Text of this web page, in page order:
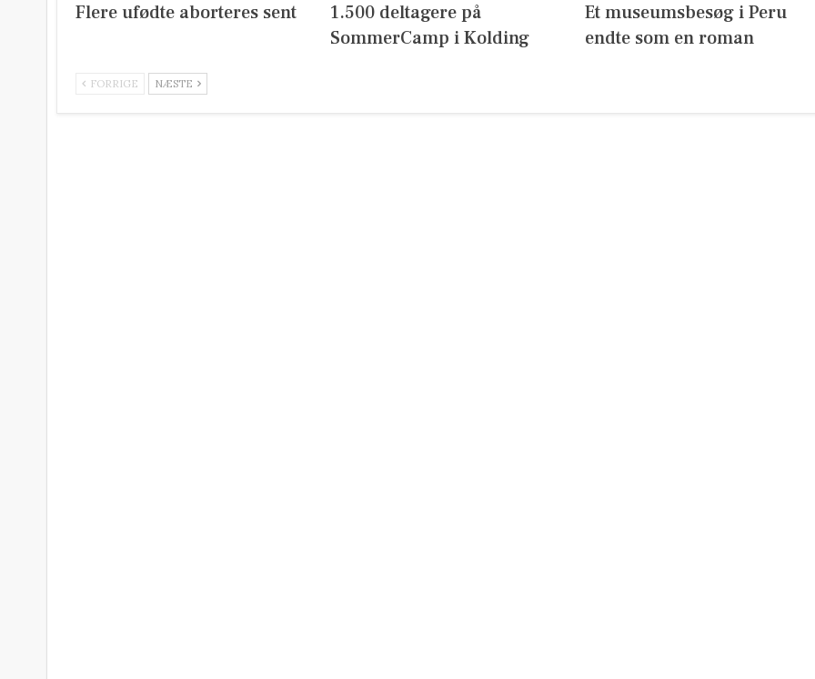
Flere ufødte aborteres sent
1.500 deltagere på
SommerCamp i Kolding
Et museumsbesøg i Peru
endte som en roman
FORRIGE NÆSTE